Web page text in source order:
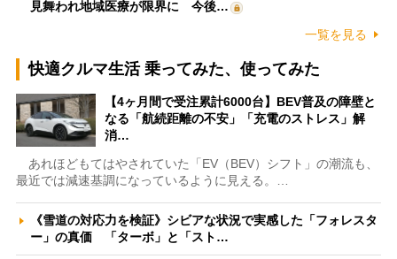
見舞われ地域医療が限界に 今後…
一覧を見る
快適クルマ生活 乗ってみた、使ってみた
【4ヶ月間で受注累計6000台】BEV普及の障壁と
なる「航続距離の不安」「充電のストレス」解
消…
あれほどもてはやされていた「EV（BEV）シフト」の潮流も、
最近では減速基調になっているように見える。…
《雪道の対応力を検証》シビアな状況で実感した「フォレスタ
ー」の真価 「ターボ」と「スト…